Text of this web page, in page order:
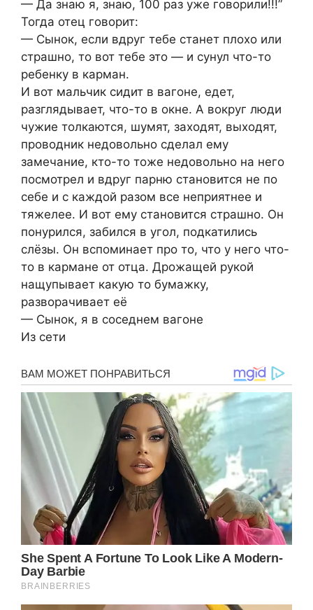
— Да знаю я, знаю, 100 раз уже говорили!!!”
Тогда отец говорит:
— Сынок, если вдруг тебе станет плохо или
страшно, то вот тебе это — и сунул что-то
ребенку в карман.
И вот мальчик сидит в вагоне, едет,
разглядывает, что-то в окне. А вокруг люди
чужие толкаются, шумят, заходят, выходят,
проводник недовольно сделал ему
замечание, кто-то тоже недовольно на него
посмотрел и вдруг парню становится не по
себе и с каждой разом все неприятнее и
тяжелее. И вот ему становится страшно. Он
понурился, забился в угол, подкатились
слёзы. Он вспоминает про то, что у него что-
то в кармане от отца. Дрожащей рукой
нащупывает какую то бумажку,
разворачивает её
— Сынок, я в соседнем вагоне
Из сети️